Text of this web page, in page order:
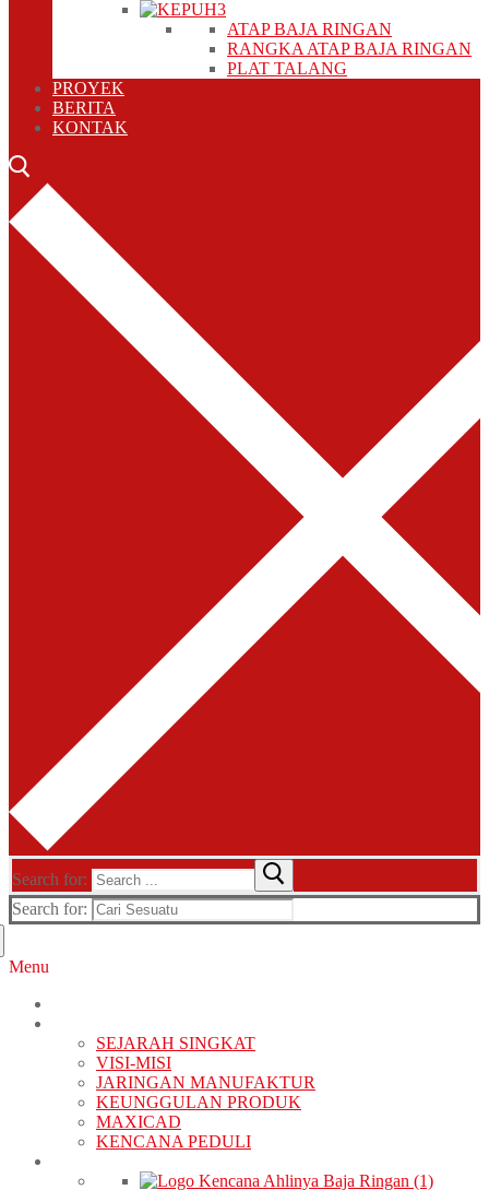
ATAP BAJA RINGAN
RANGKA ATAP BAJA RINGAN
PLAT TALANG
PROYEK
BERITA
KONTAK
Search for:
Search for:
Menu
SEJARAH SINGKAT
VISI-MISI
JARINGAN MANUFAKTUR
KEUNGGULAN PRODUK
MAXICAD
KENCANA PEDULI